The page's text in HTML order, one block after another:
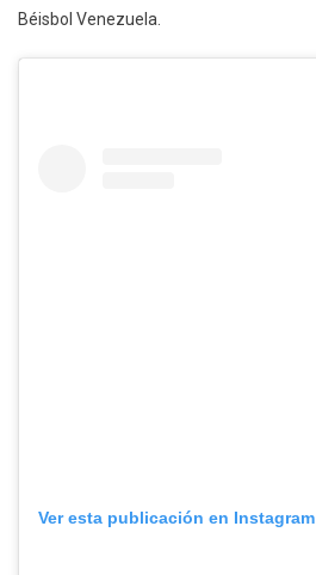
Béisbol Venezuela.
Ver esta publicación en Instagram